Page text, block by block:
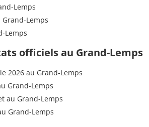
Lemps
Lemps
Lemps
officiels au Grand-Lemps
2026 au Grand-Lemps
Grand-Lemps
au Grand-Lemps
Grand-Lemps